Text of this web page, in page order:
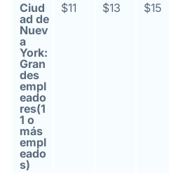
Ciud
ad de
Nuev
a
York:
Gran
des
empl
eado
res(1
1 o
más
empl
eado
s)
$11 $13 $15